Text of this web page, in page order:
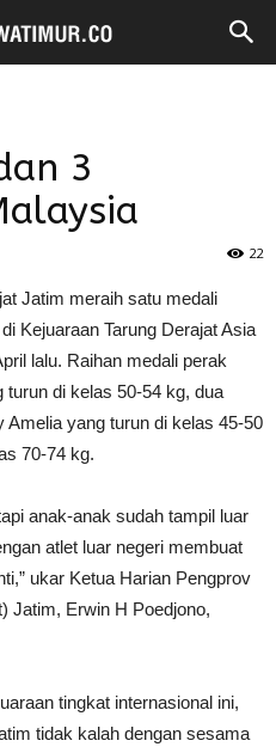
3
22
Jatim meraih satu medali
Kejuaraan Tarung Derajat Asia
lalu. Raihan medali perak
di kelas 50-54 kg, dua
Amelia yang turun di kelas 45-50
70-74 kg.
anak-anak sudah tampil luar
atlet luar negeri membuat
ukar Ketua Harian Pengprov
Jatim, Erwin H Poedjono,
tingkat internasional ini,
tidak kalah dengan sesama